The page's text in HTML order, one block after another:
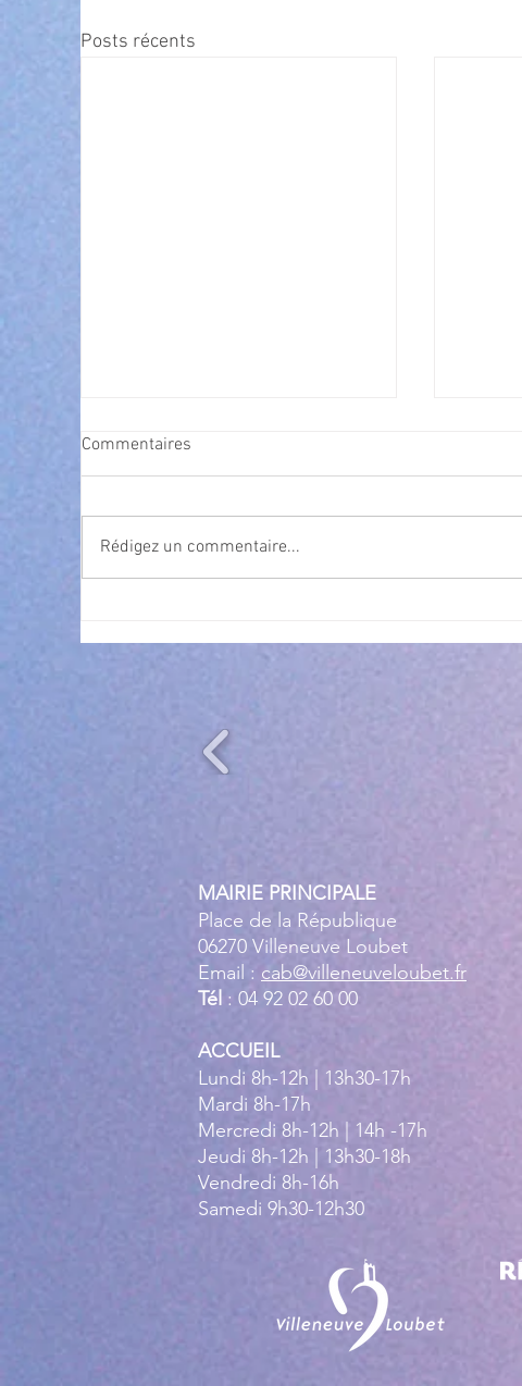
Posts récents
Commentaires
Rédigez un commentaire...
MAIRIE PRINCIPALE
Place de la République
06270 Villeneuve Loubet
Email : cab@villeneuveloubet.fr
Tél : 04 92 02 60 00
ACCUEIL
Lundi 8h-12h | 13h30-17h
Mardi 8h-17h
Mercredi 8h-12h | 14h -17h
Jeudi 8h-12h | 13h30-18h
Vendredi 8h-16h
Samedi 9h30-12h30